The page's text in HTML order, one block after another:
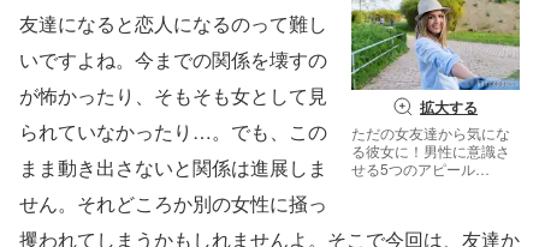
拡大する
ただの女友達から気にな
る彼女に！男性に意識さ
せる5つのアピール
友達になると恋人になるのって難し
いですよね。今までの関係を壊すの
が怖かったり、そもそも女として見
られていなかったり…。でも、この
まま動き出さないと関係は進展しま
せん。それどころか別の女性に掻っ
攫われてしまうかもしれませんよ。そこで今回は、友達か